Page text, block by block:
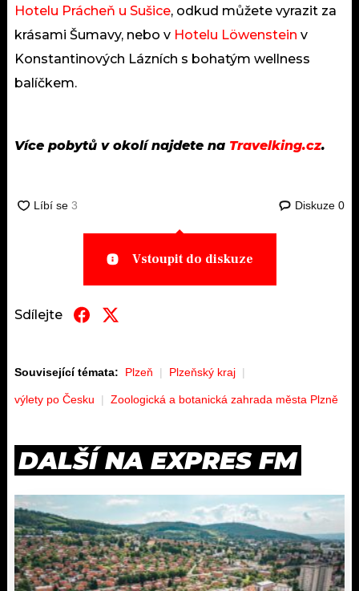
Hotelu Prácheň u Sušice, odkud můžete vyrazit za
krásami Šumavy, nebo v Hotelu Löwenstein v
Konstantinových Lázních s bohatým wellness
balíčkem.
Více pobytů v okolí najdete na Travelking.cz.
Diskuze 0
Vstoupit do diskuze
Sdílejte
Související témata: Plzeň Plzeňský kraj
výlety po Česku Zoologická a botanická zahrada města Plzně
DALŠÍ NA EXPRES FM